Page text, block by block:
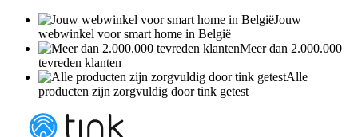
Jouw
webwinkel voor smart home in België
Meer dan 2.000.000
tevreden klanten
Alle
producten zijn zorgvuldig door tink getest